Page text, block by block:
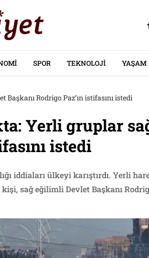
SPOR TEKNOLOJI YAŞAM
Rodrigo Paz’ın istifasını istedi
Yerli gruplar
istedi
iddiaları ülkeyi karıştırdı. Yerli
sağ eğilimli Devlet Başkanı